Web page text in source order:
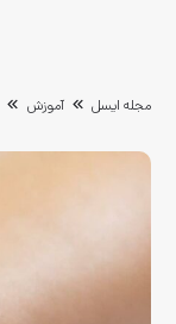
مجله ایسل آموزش